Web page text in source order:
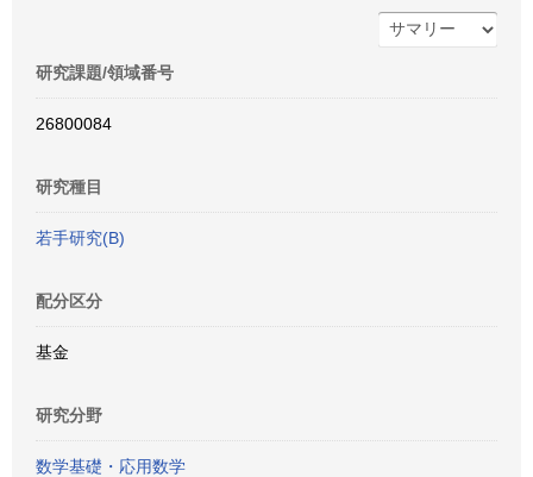
研究課題/領域番号
26800084
研究種目
若手研究(B)
配分区分
基金
研究分野
数学基礎・応用数学